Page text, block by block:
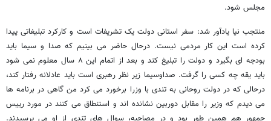
مجلس شود.
منتجب نیا یادآور شد: سفر استانی دولت یک تشریفات است و کارکرد تبلیغاتی پیدا
کرده است این کار مردمی نیست. درحال حاضر می بینیم که صدا و سیما باید
بودجه ای بگیرد و دولت را تبلیغ کند و بعد از اتمام این ۸ سال معلوم نمی شود
باید یقه چه کسی را گرفت. صداوسیما زیر نظر رهبری است باید عادلانه رفتار کند،
درحالی که در دولت روحانی به تندی با وزرا برخورد می کرد من گاهی در برنامه ها
می دیدم که وزیر را مقابل دوربین نشانده اند و استنطاق می کنند در مورد رییس
جمهور هم همین طور بود و در مصاحبه، سوال های تندی از او می پرسیدند.